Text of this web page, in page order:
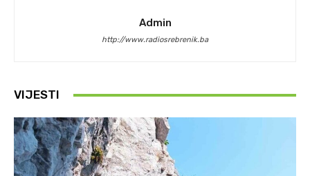
Admin
http://www.radiosrebrenik.ba
VIJESTI